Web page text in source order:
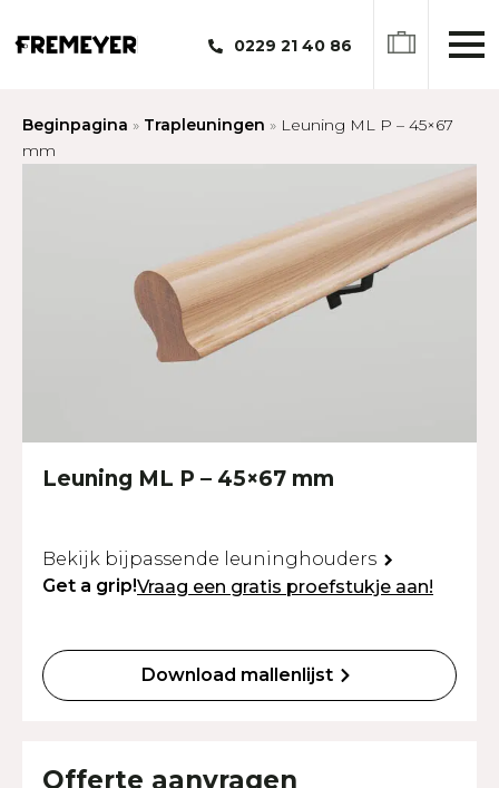
0229 21 40 86
Beginpagina » Trapleuningen » Leuning ML P – 45×67
mm
Leuning ML P – 45×67 mm
Bekijk bijpassende leuninghouders
Get a grip!Vraag een gratis proefstukje aan!
Download mallenlijst
Offerte aanvragen